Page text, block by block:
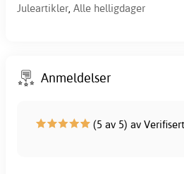
Juleartikler, Alle helligdager
Anmeldelser
(5 av 5) av